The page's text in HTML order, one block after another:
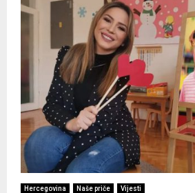
Hercegovina Naše priče Vijesti